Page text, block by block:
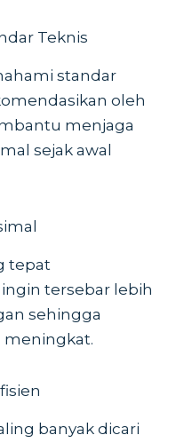
Teknis
standar
oleh
menjaga
sejak awal
tepat
tersebar lebih
sehingga
meningkat.
banyak dicari